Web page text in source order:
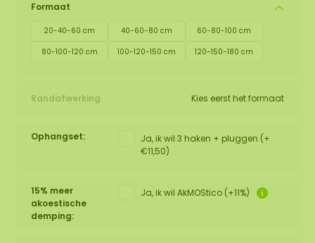
Formaat
20-40-60 cm 40-60-80 cm
60-80-100 cm
80-100-120 cm
100-120-150 cm 120-150-180 cm
Randafwerking Kies eerst het formaat
Ophangset:
Ja, ik wil 3 haken + pluggen (+
€11,50)
15% meer
akoestische
demping:
Ja, ik wil AkMOStico (+11%)